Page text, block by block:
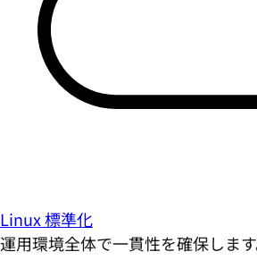
Linux 標準化
運用環境全体で一貫性を確保します